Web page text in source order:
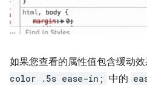
如果您查看的属性值包含缓动
color .5s ease-in; 中的